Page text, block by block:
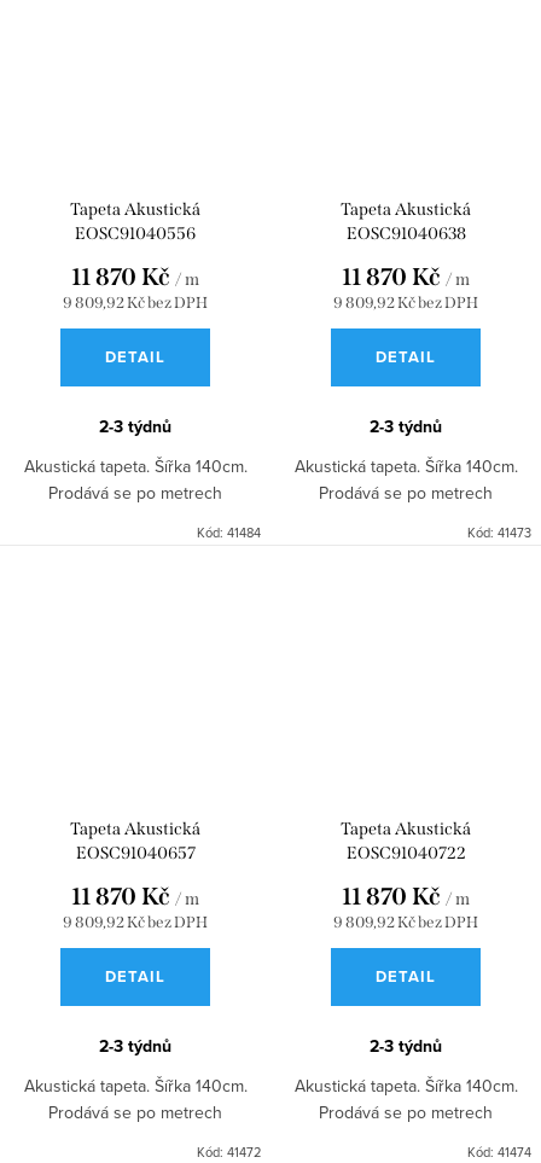
Tapeta Akustická
EOSC91040556
9 809,92 Kč bez DPH
11 870 Kč / m
DETAIL
2-3 týdnů
Akustická tapeta. Šířka 140cm.
Prodává se po metrech
Kód: 41484
Tapeta Akustická
EOSC91040638
9 809,92 Kč bez DPH
11 870 Kč / m
DETAIL
2-3 týdnů
Akustická tapeta. Šířka 140cm.
Prodává se po metrech
Kód: 41473
Tapeta Akustická
EOSC91040657
9 809,92 Kč bez DPH
11 870 Kč / m
DETAIL
2-3 týdnů
Akustická tapeta. Šířka 140cm.
Prodává se po metrech
Kód: 41472
Tapeta Akustická
EOSC91040722
9 809,92 Kč bez DPH
11 870 Kč / m
DETAIL
2-3 týdnů
Akustická tapeta. Šířka 140cm.
Prodává se po metrech
Kód: 41474